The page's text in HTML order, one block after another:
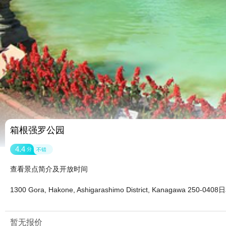
箱根强罗公园
4.4 分 不错
查看景点简介及开放时间
1300 Gora, Hakone, Ashigarashimo District, Kanagawa 250-0408
暂无报价